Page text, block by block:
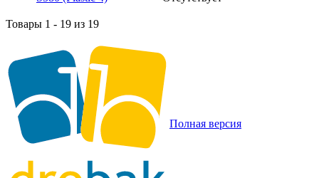
Товары 1 - 19 из 19
Полная версия